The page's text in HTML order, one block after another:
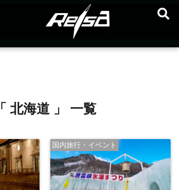
「 北海道 」 一覧
国内旅行・イベント